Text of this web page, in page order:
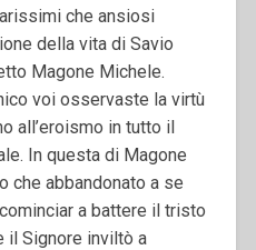
che ansiosi
della vita di Savio
Magone Michele.
voi osservaste la virtù
all’eroismo in tutto il
In questa di Magone
che abbandonato a se
a battere il tristo
il Signore inviltò a